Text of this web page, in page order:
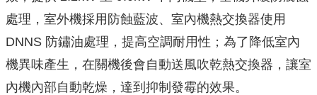
處理，室外機採用防蝕藍波、室內機熱交換器使用
DNNS 防鏽油處理，提高空調耐用性；為了降低室內
機異味產生，在關機後會自動送風吹乾熱交換器，讓室
內機內部自動乾燥，達到抑制發霉的效果。